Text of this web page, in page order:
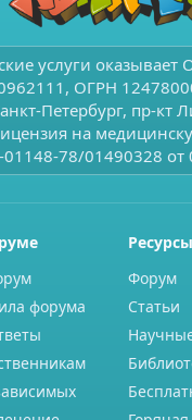
услуги
ОГРН
Петербург, пр-кт
на
78/01490328 от
форума
Ресурсы
Форум
Статьи